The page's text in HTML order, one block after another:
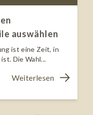
auswählen
ist eine Zeit, in
Die Wahl...
Weiterlesen